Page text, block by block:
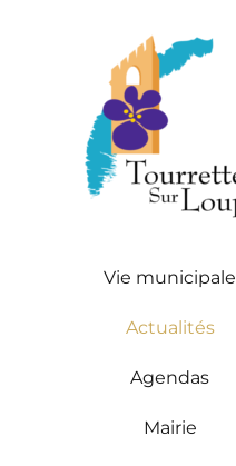
Vie municipale
Actualités
Agendas
Mairie